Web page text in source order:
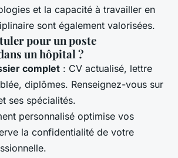
et la capacité à travailler en
sont également valorisées.
pour un poste
un hôpital ?
complet : CV actualisé, lettre
diplômes. Renseignez-vous sur
ses spécialités.
personnalisé optimise vos
la confidentialité de votre